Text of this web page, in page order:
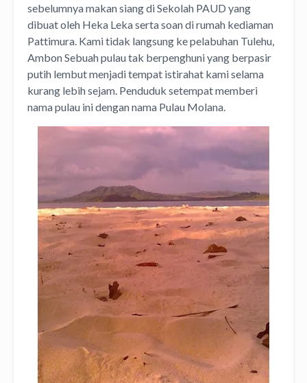
sebelumnya makan siang di Sekolah PAUD yang
dibuat oleh Heka Leka serta soan di rumah kediaman
Pattimura. Kami tidak langsung ke pelabuhan Tulehu,
Ambon Sebuah pulau tak berpenghuni yang berpasir
putih lembut menjadi tempat istirahat kami selama
kurang lebih sejam. Penduduk setempat memberi
nama pulau ini dengan nama Pulau Molana.